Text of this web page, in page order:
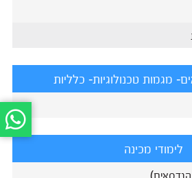
מגמות טכנולוגיות- כלליות
לימודי מכינה